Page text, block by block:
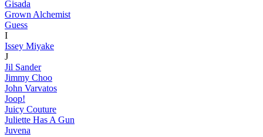
Gisada
Grown Alchemist
Guess
I
Issey Miyake
J
Jil Sander
Jimmy Choo
John Varvatos
Joop!
Juicy Couture
Juliette Has A Gun
Juvena